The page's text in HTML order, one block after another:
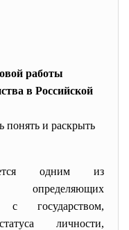
работы
в Российской
и раскрыть
одним из
с государством,
личности,